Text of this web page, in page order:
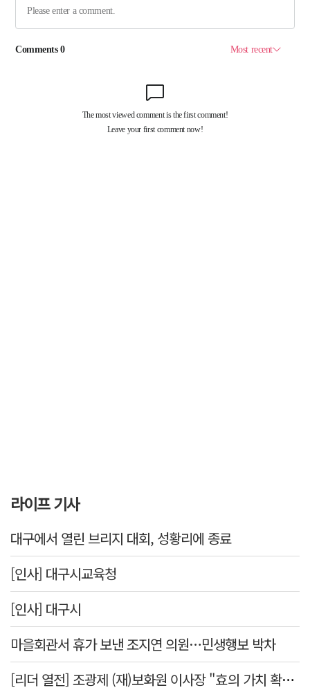
라이프 기사
대구에서 열린 브리지 대회, 성황리에 종료
[인사] 대구시교육청
[인사] 대구시
마을회관서 휴가 보낸 조지연 의원…민생행보 박차
[리더 열전] 조광제 (재)보화원 이사장 "효의 가치 확산 위해 젊은층 참여 이끌어낼 것"